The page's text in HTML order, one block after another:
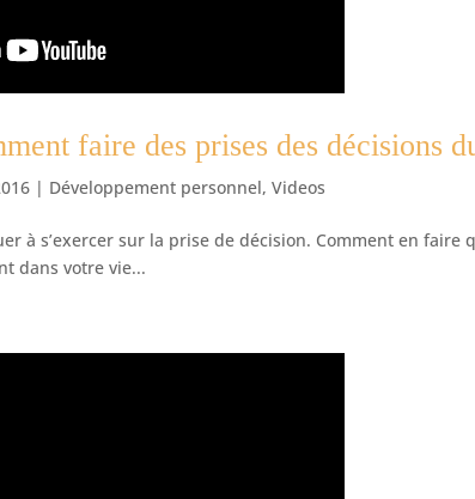
faire des prises des décisions
| Développement personnel,Videos
à s’exercer sur la prise de décision. Comment en faire
dans votre vie...